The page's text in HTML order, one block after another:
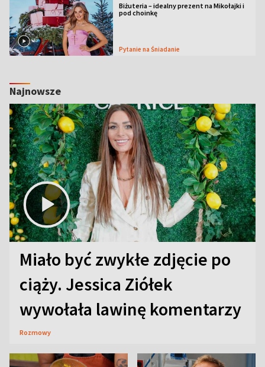
Biżuteria – idealny prezent na Mikołajki i
pod choinkę
Pytanie na Śniadanie
Najnowsze
Miało być zwykłe zdjęcie po
ciąży. Jessica Ziółek
wywołała lawinę komentarzy
Rozmowy